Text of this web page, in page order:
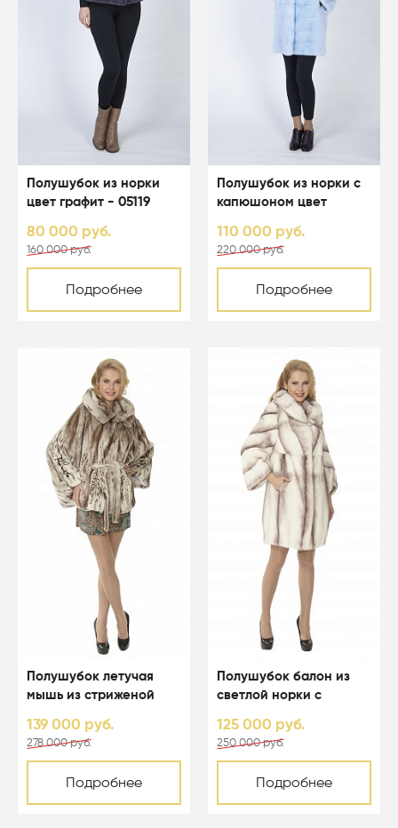
Полушубок из норки
цвет графит - 05119
80 000 руб.
160 000 руб.
Подробнее
Полушубок из норки с
капюшоном цвет
110 000 руб.
220 000 руб.
Подробнее
Полушубок летучая
мышь из стриженой
капюшоном - 01164
139 000 руб.
278 000 руб.
Подробнее
Полушубок балон из
светлой норки с
125 000 руб.
250 000 руб.
Подробнее